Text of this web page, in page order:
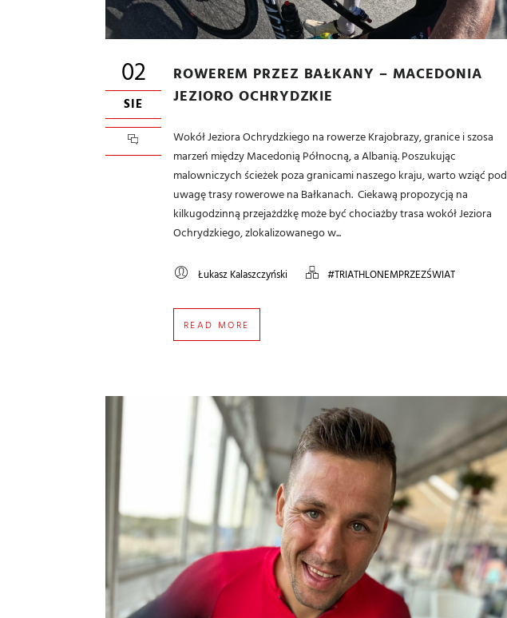
02
SIE
ROWEREM PRZEZ BAŁKANY – MACEDONIA
JEZIORO OCHRYDZKIE
Wokół Jeziora Ochrydzkiego na rowerze Krajobrazy, granice i szosa
marzeń między Macedonią Północną, a Albanią. Poszukując
malowniczych ścieżek poza granicami naszego kraju, warto wziąć pod
uwagę trasy rowerowe na Bałkanach. Ciekawą propozycją na
kilkugodzinną przejażdżkę może być chociażby trasa wokół Jeziora
Ochrydzkiego, zlokalizowanego w...
Łukasz Kalaszczyński #TRIATHLONEMPRZEZŚWIAT
READ MORE